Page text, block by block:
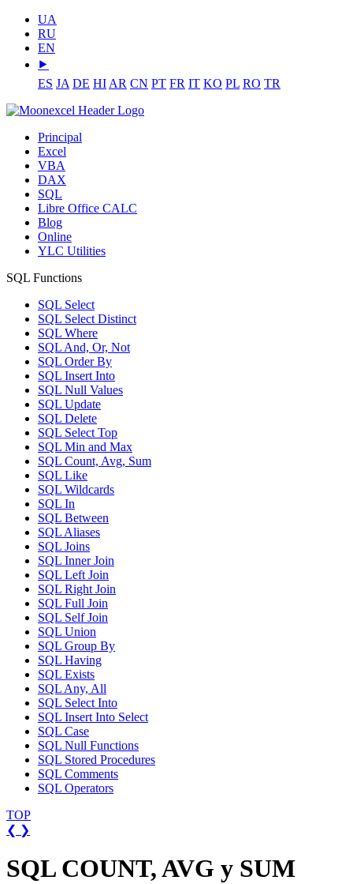
UA
RU
EN
⯈
ES JA DE HI AR CN PT FR IT KO PL RO TR
Principal
Excel
VBA
DAX
SQL
Libre Office CALC
Blog
Online
YLC Utilities
SQL Functions
SQL Select
SQL Select Distinct
SQL Where
SQL And, Or, Not
SQL Order By
SQL Insert Into
SQL Null Values
SQL Update
SQL Delete
SQL Select Top
SQL Min and Max
SQL Count, Avg, Sum
SQL Like
SQL Wildcards
SQL In
SQL Between
SQL Aliases
SQL Joins
SQL Inner Join
SQL Left Join
SQL Right Join
SQL Full Join
SQL Self Join
SQL Union
SQL Group By
SQL Having
SQL Exists
SQL Any, All
SQL Select Into
SQL Insert Into Select
SQL Case
SQL Null Functions
SQL Stored Procedures
SQL Comments
SQL Operators
TOP
❮ ❯
SQL COUNT, AVG y SUM